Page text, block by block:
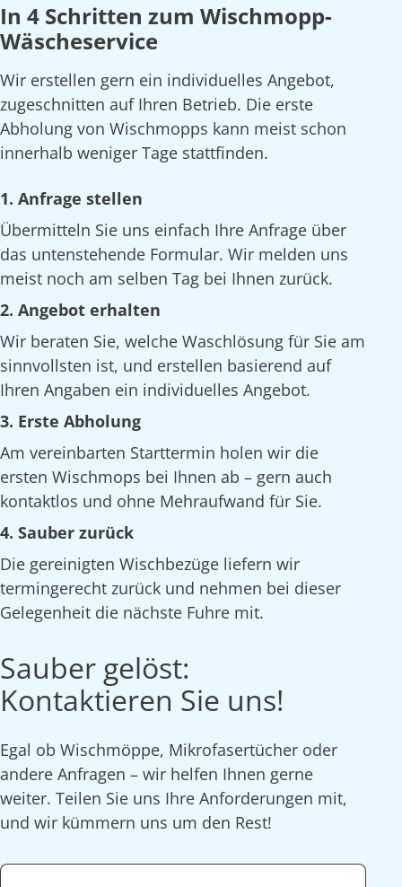
In 4 Schritten zum Wischmopp-
Wäscheservice
Wir erstellen gern ein individuelles Angebot,
zugeschnitten auf Ihren Betrieb. Die erste
Abholung von Wischmopps kann meist schon
innerhalb weniger Tage stattfinden.
1. Anfrage stellen
Übermitteln Sie uns einfach Ihre Anfrage über
das untenstehende Formular. Wir melden uns
meist noch am selben Tag bei Ihnen zurück.
2. Angebot erhalten
Wir beraten Sie, welche Waschlösung für Sie am
sinnvollsten ist, und erstellen basierend auf
Ihren Angaben ein individuelles Angebot.
3. Erste Abholung
Am vereinbarten Starttermin holen wir die
ersten Wischmops bei Ihnen ab – gern auch
kontaktlos und ohne Mehraufwand für Sie.
4. Sauber zurück
Die gereinigten Wischbezüge liefern wir
termingerecht zurück und nehmen bei dieser
Gelegenheit die nächste Fuhre mit.
Sauber gelöst:
Kontaktieren Sie uns!
Egal ob Wischmöppe, Mikrofasertücher oder
andere Anfragen – wir helfen Ihnen gerne
weiter. Teilen Sie uns Ihre Anforderungen mit,
und wir kümmern uns um den Rest!